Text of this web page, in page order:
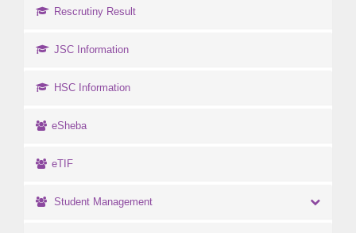
Rescrutiny Result
JSC Information
HSC Information
eSheba
eTIF
Student Management